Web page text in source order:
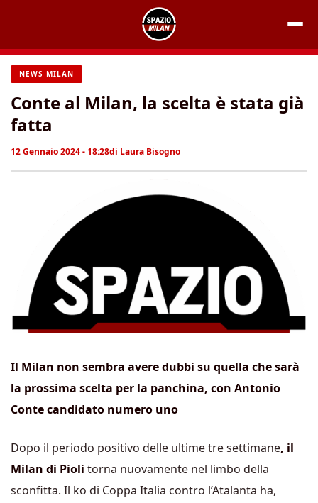
contenuto
NEWS MILAN
Conte al Milan, la scelta è stata già
fatta
12 Gennaio 2024 - 18:28di Laura Bisogno
Il Milan non sembra avere dubbi su quella che sarà
la prossima scelta per la panchina, con Antonio
Conte candidato numero uno
Dopo il periodo positivo delle ultime tre settimane, il
Milan di Pioli torna nuovamente nel limbo della
sconfitta. Il ko di Coppa Italia contro l’Atalanta ha,